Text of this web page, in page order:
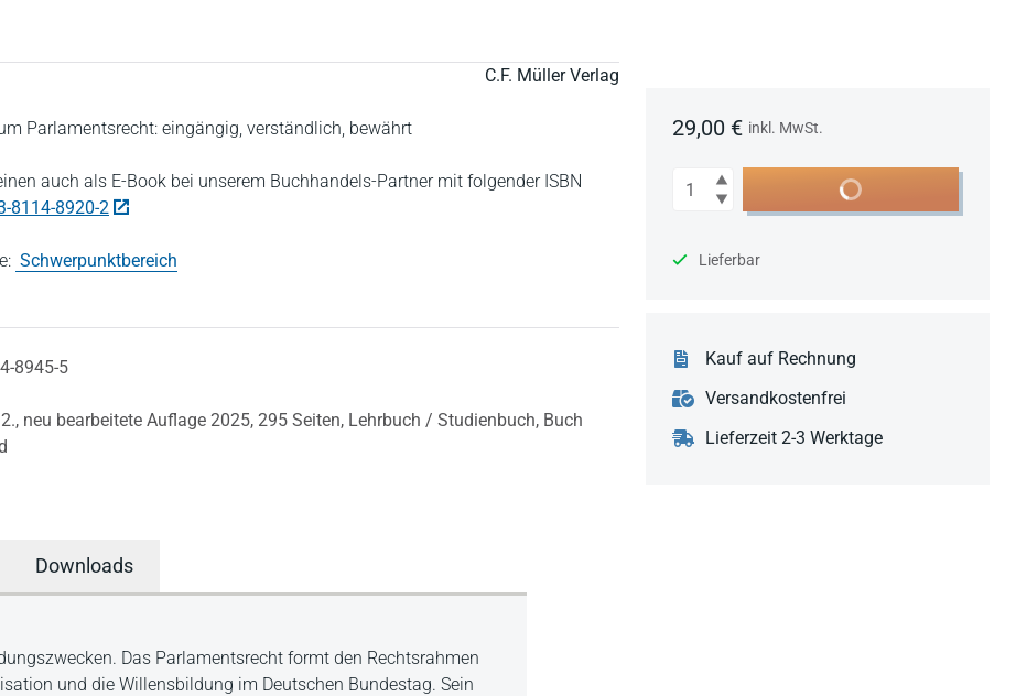
C.F. Müller Verlag
Parlamentsrecht: eingängig, verständlich, bewährt
auch als E-Book bei unserem Buchhandels-Partner mit folgender ISBN
8114-8920-2
Schwerpunktbereich
8945-5
2., neu bearbeitete Auflage 2025, 295 Seiten, Lehrbuch / Studienbuch, Buch
29,00 € inkl. MwSt.
Anzahl In den Warenkorb
Lieferbar
Kauf auf Rechnung
Versandkostenfrei
Lieferzeit 2-3 Werktage
Downloads
Das Parlamentsrecht formt den Rechtsrahmen
und die Willensbildung im Deutschen Bundestag. Sein